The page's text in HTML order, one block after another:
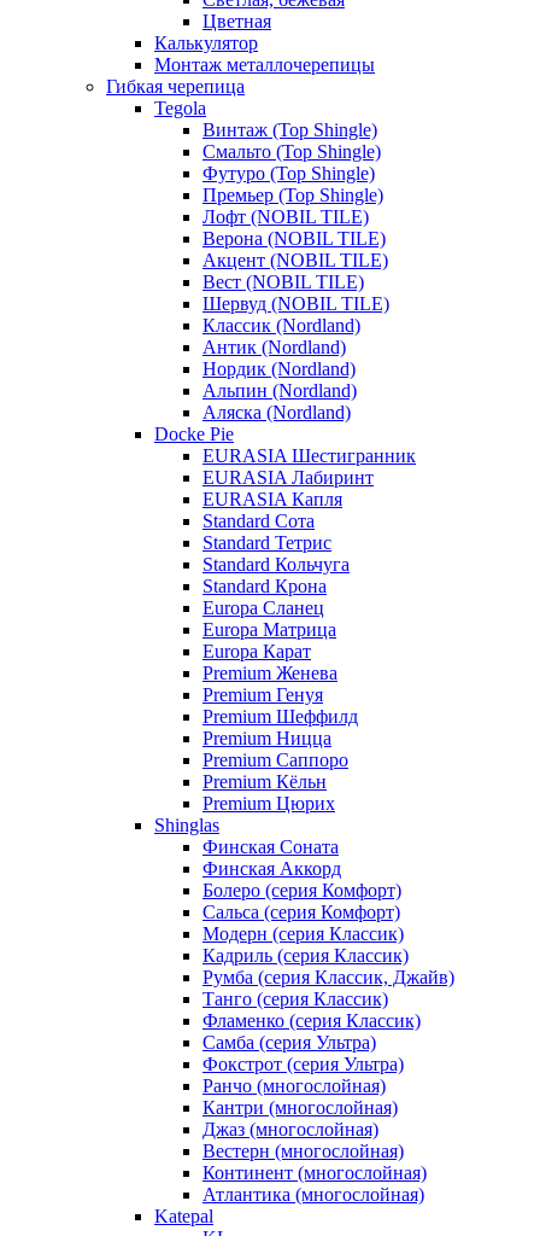
Цветная
Калькулятор
Монтаж металлочерепицы
Гибкая черепица
Tegola
Винтаж (Top Shingle)
Смальто (Top Shingle)
Футуро (Top Shingle)
Премьер (Top Shingle)
Лофт (NOBIL TILE)
Верона (NOBIL TILE)
Акцент (NOBIL TILE)
Вест (NOBIL TILE)
Шервуд (NOBIL TILE)
Классик (Nordland)
Антик (Nordland)
Нордик (Nordland)
Альпин (Nordland)
Аляска (Nordland)
Docke Pie
EURASIA Шестигранник
EURASIA Лабиринт
EURASIA Капля
Standard Сота
Standard Тетрис
Standard Кольчуга
Standard Крона
Europa Сланец
Europa Матрица
Europa Карат
Premium Женева
Premium Генуя
Premium Шеффилд
Premium Ницца
Premium Саппоро
Premium Кёльн
Premium Цюрих
Shinglas
Финская Соната
Финская Аккорд
Болеро (серия Комфорт)
Сальса (серия Комфорт)
Модерн (серия Классик)
Кадриль (серия Классик)
Румба (серия Классик, Джайв)
Танго (серия Классик)
Фламенко (серия Классик)
Самба (серия Ультра)
Фокстрот (серия Ультра)
Ранчо (многослойная)
Кантри (многослойная)
Джаз (многослойная)
Вестерн (многослойная)
Континент (многослойная)
Атлантика (многослойная)
Katepal